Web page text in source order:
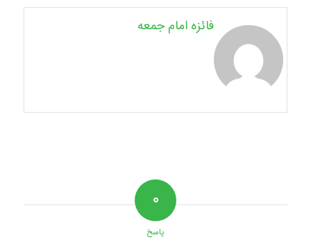
فائزه امام جمعه
۰
پاسخ